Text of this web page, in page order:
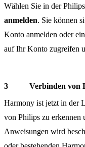
Wählen Sie in der
anmelden. Sie können
Konto anmelden oder
auf Ihr Konto zugreifen
Verbinden von
Harmony ist jetzt in der
von Philips zu erkennen
Anweisungen wird